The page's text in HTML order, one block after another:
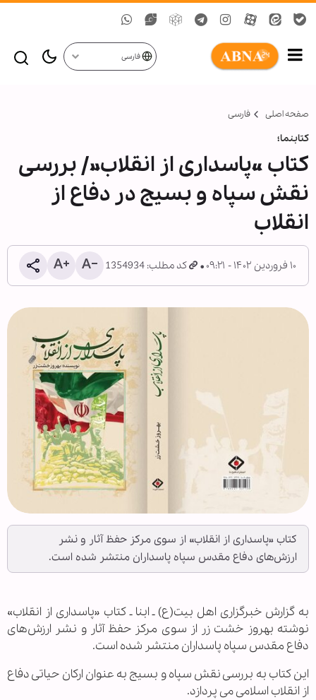
فارسی
صفحه اصلی فارسی
کتابنما؛
کتاب «پاسداری از انقلاب»/ بررسی
نقش سپاه و بسیج در دفاع از
انقلاب
۱۰ فروردین ۱۴۰۲ - ۰۹:۲۱ کد مطلب: 1354934
کتاب «پاسداری از انقلاب» از سوی مرکز حفظ آثار و نشر
ارزش‌های دفاع مقدس سپاه پاسداران منتشر شده است.
به گزارش خبرگزاری اهل بیت(ع) ـ ابنا ـ کتاب «پاسداری از انقلاب»
نوشته بهروز خشت زر از سوی مرکز حفظ آثار و نشر ارزش‌های
دفاع مقدس سپاه پاسداران منتشر شده است.
این کتاب به بررسی نقش سپاه و بسیج به عنوان ارکان حیاتی دفاع
از انقلاب اسلامی می پردازد.